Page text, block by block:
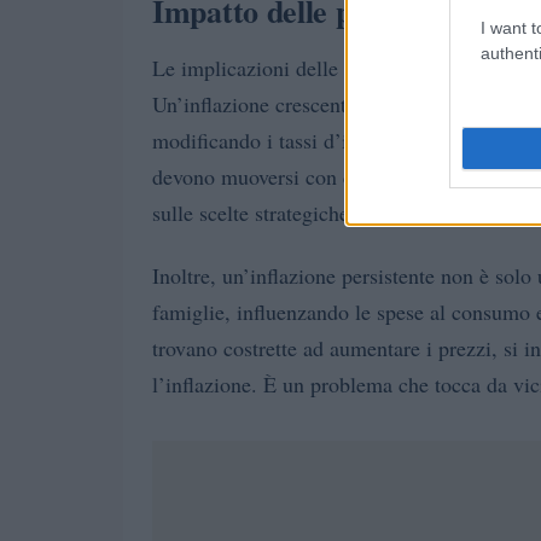
I want
Impatto delle previsioni
Le implicazioni delle previsioni
Un’inflazione crescente può influenzare le
modificando i tassi d’interesse e
devono muoversi con cautela, poiché le
sulle scelte strategiche.
Inoltre, un’inflazione persistente non è
famiglie, influenzando le spese al
trovano costrette ad aumentare i prezzi, si
l’inflazione. È un problema che tocca da